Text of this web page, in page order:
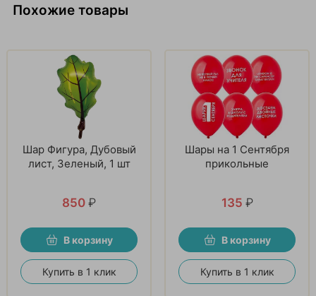
Похожие товары
Шар Фигура, Дубовый
лист, Зеленый, 1 шт
850 ₽
В корзину
Купить в 1 клик
Шары на 1 Сентября
прикольные
135 ₽
В корзину
Купить в 1 клик